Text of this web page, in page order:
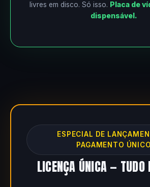
livres em disco. Só isso. Placa de
dispensável.
ESPECIAL DE
PAGAMENTO ÚNICO
LICENÇA ÚNICA — TUDO